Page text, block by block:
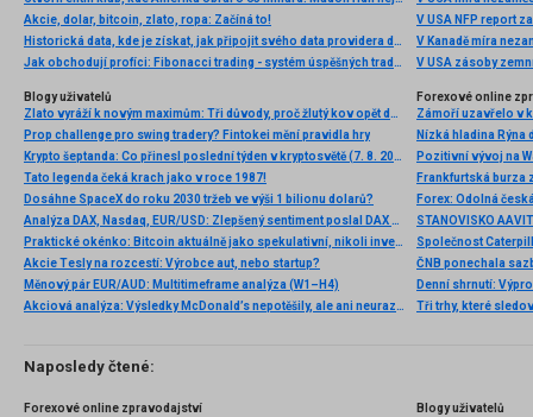
Akcie, dolar, bitcoin, zlato, ropa: Začíná to!
Historická data, kde je získat, jak připojit svého data providera do MultiCharts a proč je budeme potřebovat? (4. díl)
Jak obchodují profíci: Fibonacci trading - systém úspěšných traderů
V USA NFP report
V Kanadě míra
V USA zásoby
Blogy uživatelů
Zlato vyráží k novým maximům: Tři důvody, proč žlutý kov opět dominuje
Prop challenge pro swing tradery? Fintokei mění pravidla hry
Krypto šeptanda: Co přinesl poslední týden v kryptosvětě (7. 8. 2026)
Tato legenda čeká krach jako v roce 1987!
Dosáhne SpaceX do roku 2030 tržeb ve výši 1 bilionu dolarů?
Analýza DAX, Nasdaq, EUR/USD: Zlepšený sentiment poslal DAX na nová maxima
Praktické okénko: Bitcoin aktuálně jako spekulativní, nikoli investiční aktivum
Akcie Tesly na rozcestí: Výrobce aut, nebo startup?
Měnový pár EUR/AUD: Multitimeframe analýza (W1–H4)
Akciová analýza: Výsledky McDonald’s nepotěšily, ale ani neurazily. Jakou vizi společnost prezentovala?
Forexové online
Nízká hladina
Pozitivní vývoj na
Frankfurtská burza
Denní shrnutí:
Tři trhy, které
Naposledy čtené:
Forexové online zpravodajství
Blogy uživatelů